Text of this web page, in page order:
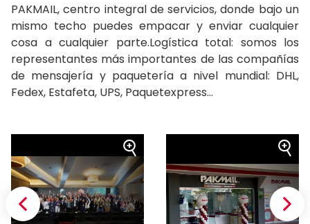
PAKMAIL, centro integral de servicios, donde bajo un
mismo techo puedes empacar y enviar cualquier
cosa a cualquier parte.Logística total: somos los
representantes más importantes de las compañías
de mensajería y paquetería a nivel mundial: DHL,
Fedex, Estafeta, UPS, Paquetexpress...